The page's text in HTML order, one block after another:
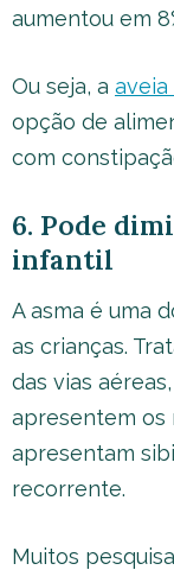
aumentou em
Ou seja, a aveia
opção de
com
6. Pode
infantil
A asma é uma
as crianças.
das vias
apresentem os
apresentam
recorrente.
Muitos